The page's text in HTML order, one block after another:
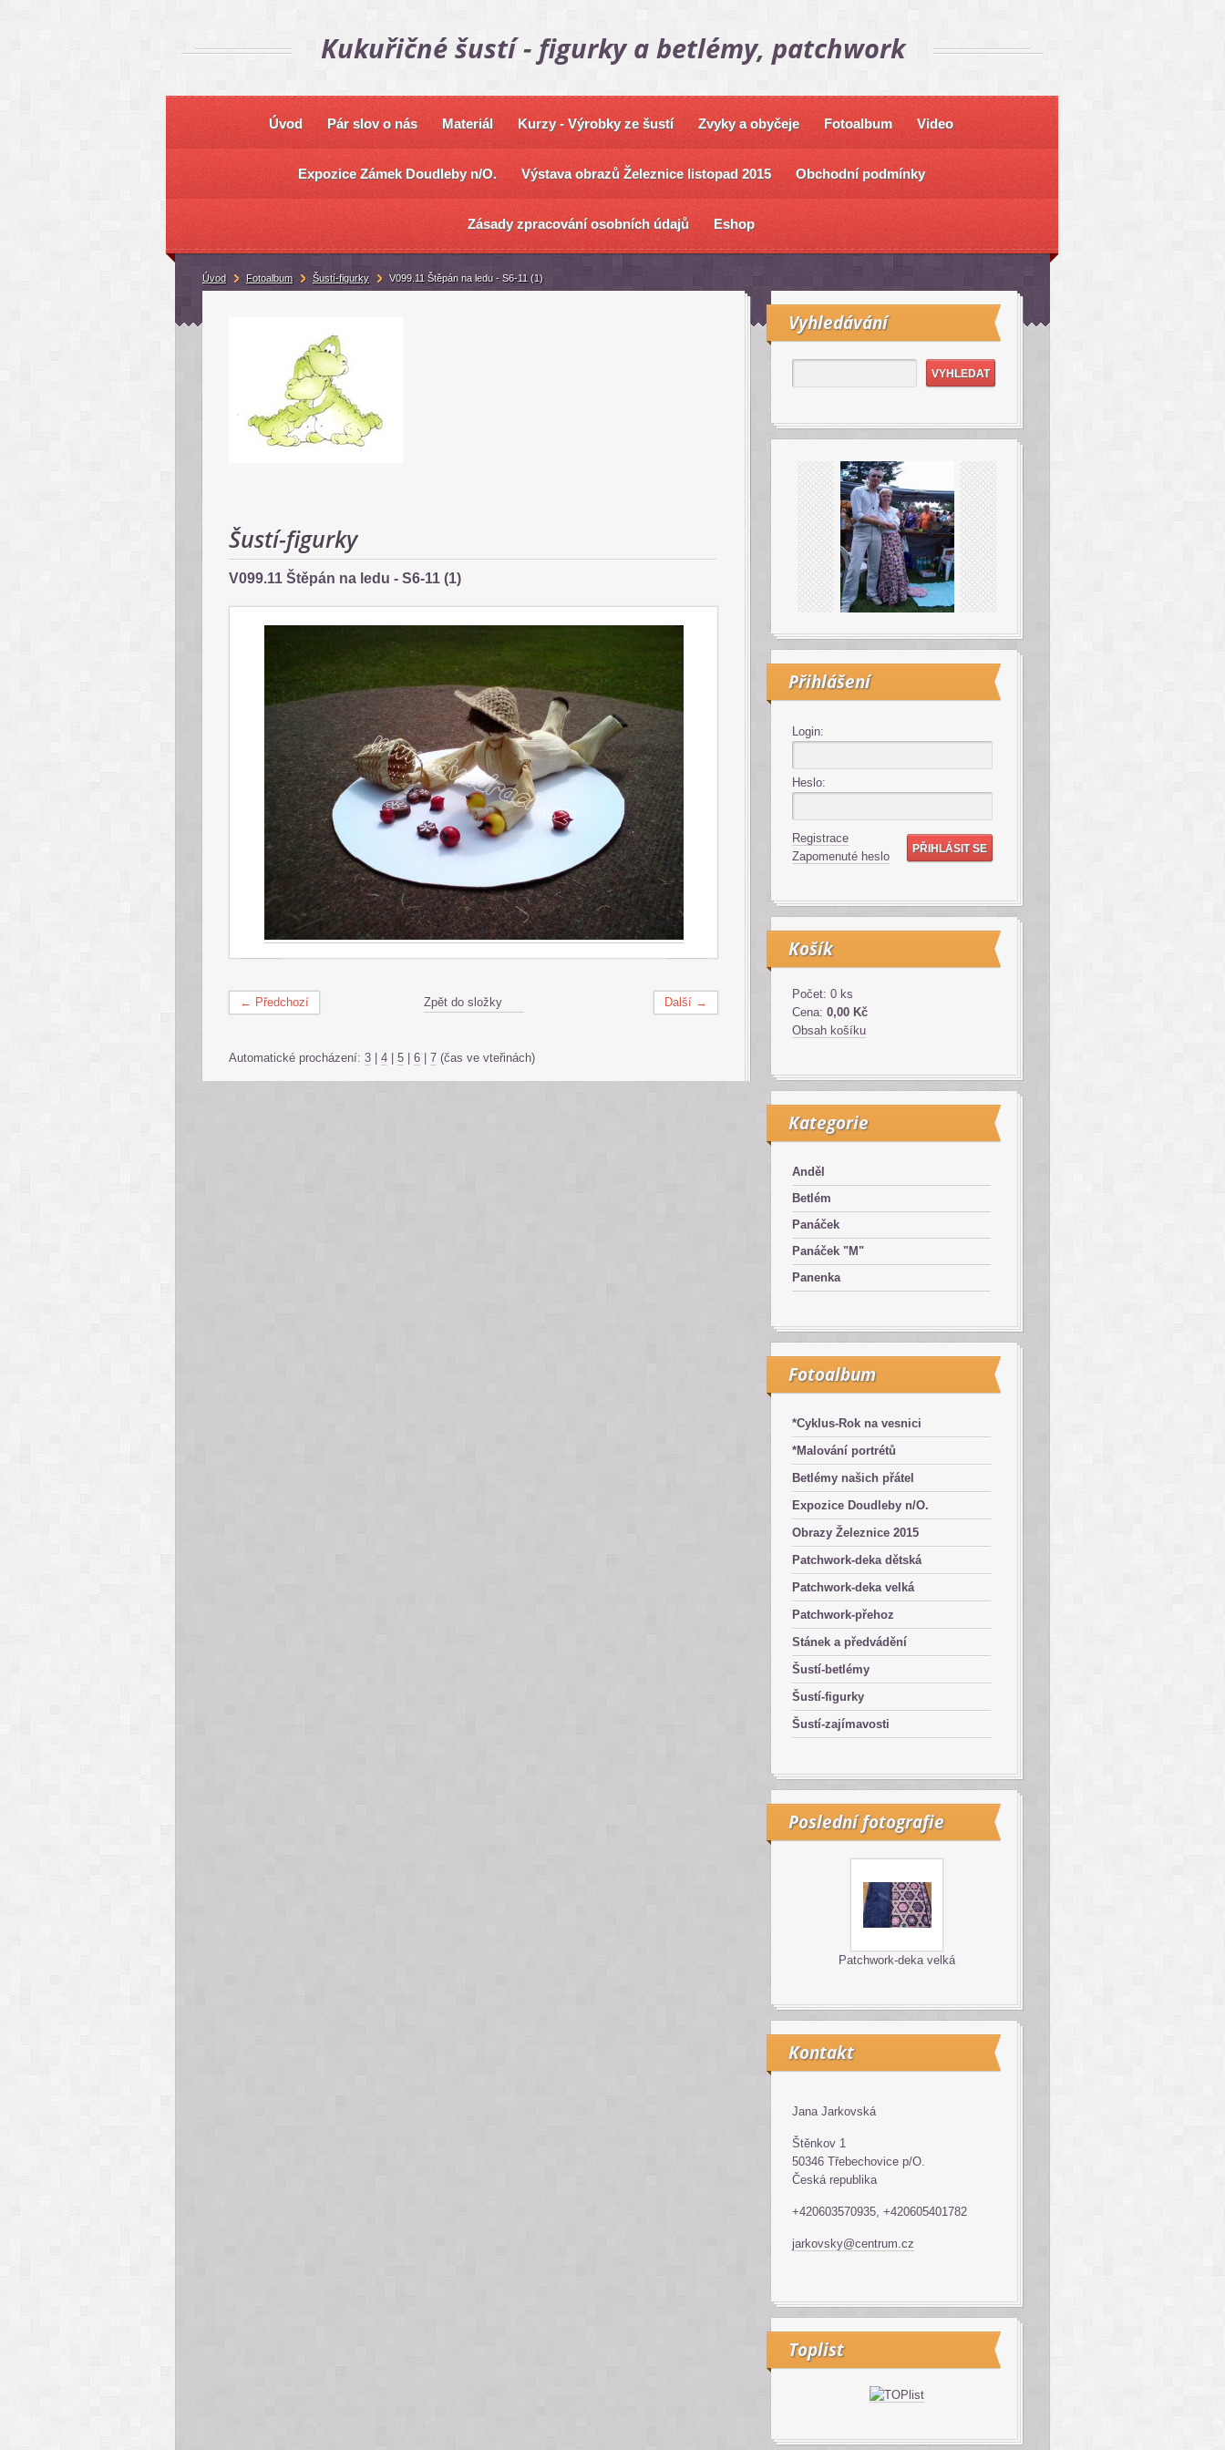
Kukuřičné šustí - figurky a betlémy, patchwork
Úvod Pár slov o nás Materiál Kurzy - Výrobky ze šustí Zvyky a obyčeje Fotoalbum Video
Expozice Zámek Doudleby n/O. Výstava obrazů Železnice listopad 2015 Obchodní podmínky
Zásady zpracování osobních údajů Eshop
Šustí-figurky
V099.11 Štěpán na ledu - S6-11 (1)
← Předchozí Další →
Zpět do složky
Automatické procházení: 3 4 5 6 7 (čas ve vteřinách)
Vyhledávání
Přihlášení
Login:
Heslo:
Registrace
Zapomenuté heslo
Košík
Počet: 0 ks
Cena: 0,00 Kč
Obsah košíku
Kategorie
Anděl
Betlém
Panáček
Panáček "M"
Panenka
Fotoalbum
*Cyklus-Rok na vesnici
*Malování portrétů
Betlémy našich přátel
Expozice Doudleby n/O.
Obrazy Železnice 2015
Patchwork-deka dětská
Patchwork-deka velká
Patchwork-přehoz
Stánek a předvádění
Šustí-betlémy
Šustí-figurky
Šustí-zajímavosti
Poslední fotografie
Patchwork-deka velká
Kontakt
Jana Jarkovská
Štěnkov 1
50346 Třebechovice p/O.
Česká republika
+420603570935, +420605401782
jarkovsky@centrum.cz
Toplist
Úvod Fotoalbum Šustí-figurky V099.11 Štěpán na ledu - S6-11 (1)